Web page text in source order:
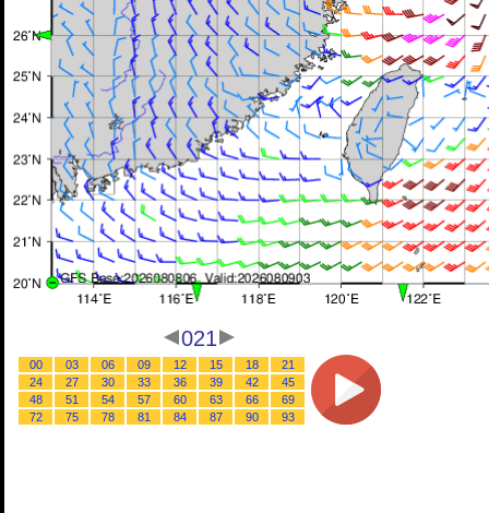
021
00 03 06 09 12 15 18
21
24
27 30 33 36 39 42
45
48
51 54 57 60 63 66
69
72
75 78 81 84 87 90 93